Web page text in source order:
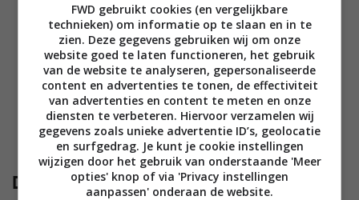
Dit is de OnePlus Pad Go 2
FWD gebruikt cookies (en vergelijkbare
technieken) om informatie op te slaan en in te
zien. Deze gegevens gebruiken wij om onze
website goed te laten functioneren, het gebruik
van de website te analyseren, gepersonaliseerde
content en advertenties te tonen, de effectiviteit
van advertenties en content te meten en onze
diensten te verbeteren. Hiervoor verzamelen wij
gegevens zoals unieke advertentie ID’s, geolocatie
en surfgedrag. Je kunt je cookie instellingen
wijzigen door het gebruik van onderstaande 'Meer
opties' knop of via 'Privacy instellingen
aanpassen' onderaan de website.